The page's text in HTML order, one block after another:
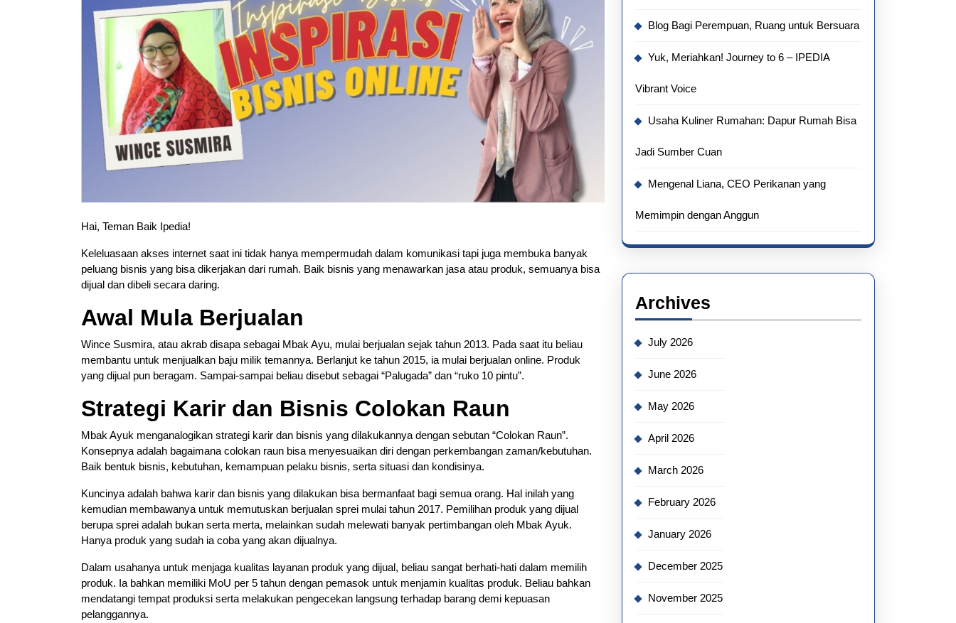
Hai, Teman Baik Ipedia!
Keleluasaan akses internet saat ini tidak hanya mempermudah dalam komunikasi tapi juga membuka banyak
peluang bisnis yang bisa dikerjakan dari rumah. Baik bisnis yang menawarkan jasa atau produk, semuanya bisa
dijual dan dibeli secara daring.
Awal Mula Berjualan
Wince Susmira, atau akrab disapa sebagai Mbak Ayu, mulai berjualan sejak tahun 2013. Pada saat itu beliau
membantu untuk menjualkan baju milik temannya. Berlanjut ke tahun 2015, ia mulai berjualan online. Produk
yang dijual pun beragam. Sampai-sampai beliau disebut sebagai “Palugada” dan “ruko 10 pintu”.
Strategi Karir dan Bisnis Colokan Raun
Mbak Ayuk menganalogikan strategi karir dan bisnis yang dilakukannya dengan sebutan “Colokan Raun”.
Konsepnya adalah bagaimana colokan raun bisa menyesuaikan diri dengan perkembangan zaman/kebutuhan.
Baik bentuk bisnis, kebutuhan, kemampuan pelaku bisnis, serta situasi dan kondisinya.
Kuncinya adalah bahwa karir dan bisnis yang dilakukan bisa bermanfaat bagi semua orang. Hal inilah yang
kemudian membawanya untuk memutuskan berjualan sprei mulai tahun 2017. Pemilihan produk yang dijual
berupa sprei adalah bukan serta merta, melainkan sudah melewati banyak pertimbangan oleh Mbak Ayuk.
Hanya produk yang sudah ia coba yang akan dijualnya.
Dalam usahanya untuk menjaga kualitas layanan produk yang dijual, beliau sangat berhati-hati dalam memilih
produk. Ia bahkan memiliki MoU per 5 tahun dengan pemasok untuk menjamin kualitas produk. Beliau bahkan
mendatangi tempat produksi serta melakukan pengecekan langsung terhadap barang demi kepuasan
pelanggannya.
Blog Bagi Perempuan, Ruang untuk Bersuara
Yuk, Meriahkan! Journey to 6 – IPEDIA
Vibrant Voice
Usaha Kuliner Rumahan: Dapur Rumah Bisa
Jadi Sumber Cuan
Mengenal Liana, CEO Perikanan yang
Memimpin dengan Anggun
Archives
July 2026
June 2026
May 2026
April 2026
March 2026
February 2026
January 2026
December 2025
November 2025